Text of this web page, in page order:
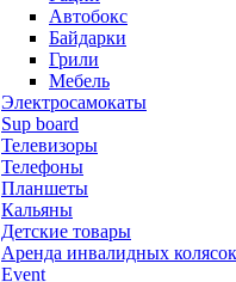
Автобокс
Байдарки
Грили
Мебель
Электросамокаты
Sup board
Телевизоры
Телефоны
Планшеты
Кальяны
Детские товары
Аренда инвалидных колясок
Event